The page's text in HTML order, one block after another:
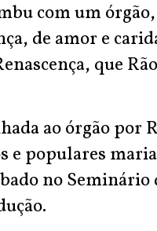
com um
de amor e
que
ao órgão por
populares
no Seminário